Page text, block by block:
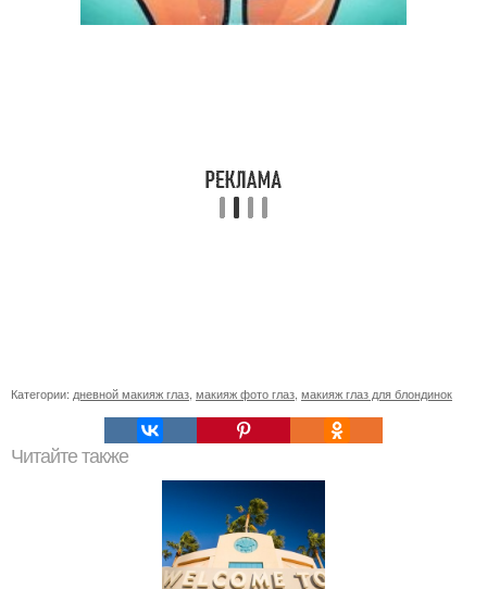
Категории: дневной макияж глаз макияж фото глаз макияж глаз для блондинок
Читайте также